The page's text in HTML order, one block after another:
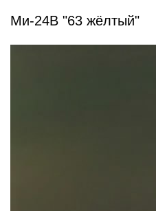
Ми-24В "63 жёлтый"